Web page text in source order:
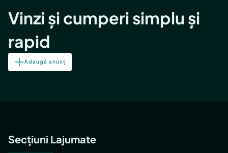
Vinzi și cumperi simplu și
rapid
Adaugă anunț
Secțiuni Lajumate